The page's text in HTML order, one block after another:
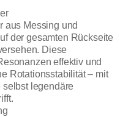
aus Messing und
der gesamten Rückseite
Diese
effektiv und
Rotationsstabilität – mit
selbst legendäre